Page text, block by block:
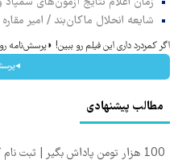
شایعه انحلال ماکان‌بند / امیر
اگر کمردرد داری این فیلم رو ببین! ◗پرسش‌نامه
مطالب پیشنهادی
100 هزار تومن پاداش بگیر | ثبت نام کن